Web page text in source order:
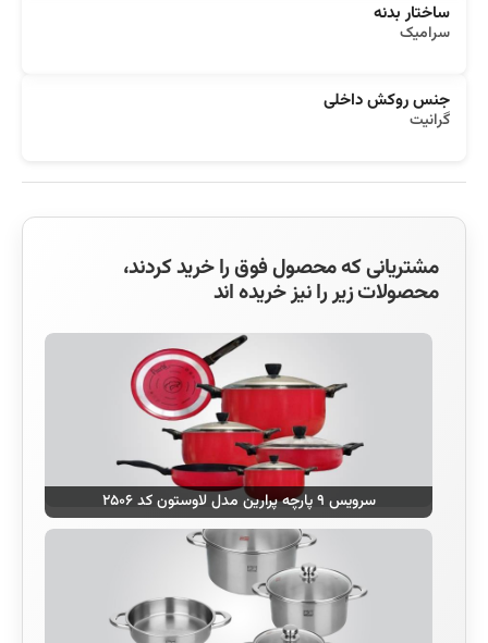
ساختار بدنه
سرامیک
جنس روکش داخلی
گرانیت
مشتریانی که محصول فوق را خرید کردند،
محصولات زیر را نیز خریده اند
سرویس ۹ پارچه پرارین مدل لاوستون کد ۲۵۰۶